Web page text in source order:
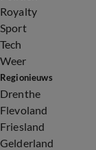
Royalty
Sport
Tech
Weer
Regionieuws
Drenthe
Flevoland
Friesland
Gelderland